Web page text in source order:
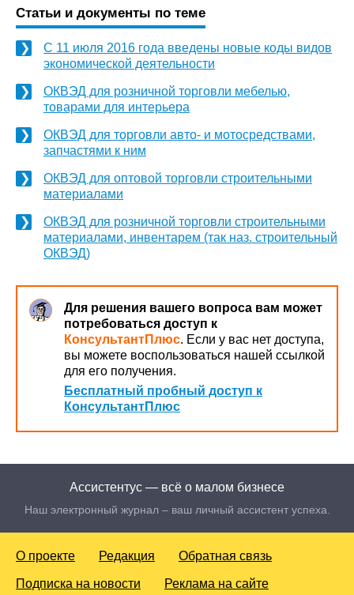
Статьи и документы по теме
С 11 июля 2016 года введены новые коды видов
экономической деятельности
ОКВЭД для розничной торговли мебелью,
товарами для интерьера
ОКВЭД для торговли авто- и мотосредствами,
запчастями к ним
ОКВЭД для оптовой торговли строительными
материалами
ОКВЭД для розничной торговли строительными
материалами, инвентарем (так наз. строительный
ОКВЭД)
Для решения вашего вопроса вам может
потребоваться доступ к
КонсультантПлюс. Если у вас нет доступа,
вы можете воспользоваться нашей ссылкой
для его получения.
Бесплатный пробный доступ к
КонсультантПлюс
Ассистентус — всё о малом бизнесе
Наш электронный журнал – ваш личный ассистент успеха.
О проекте Редакция Обратная связь
Подписка на новости Реклама на сайте